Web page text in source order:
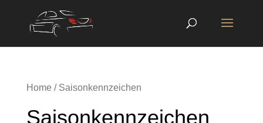
Home / Saisonkennzeichen
Saisonkennzeichen